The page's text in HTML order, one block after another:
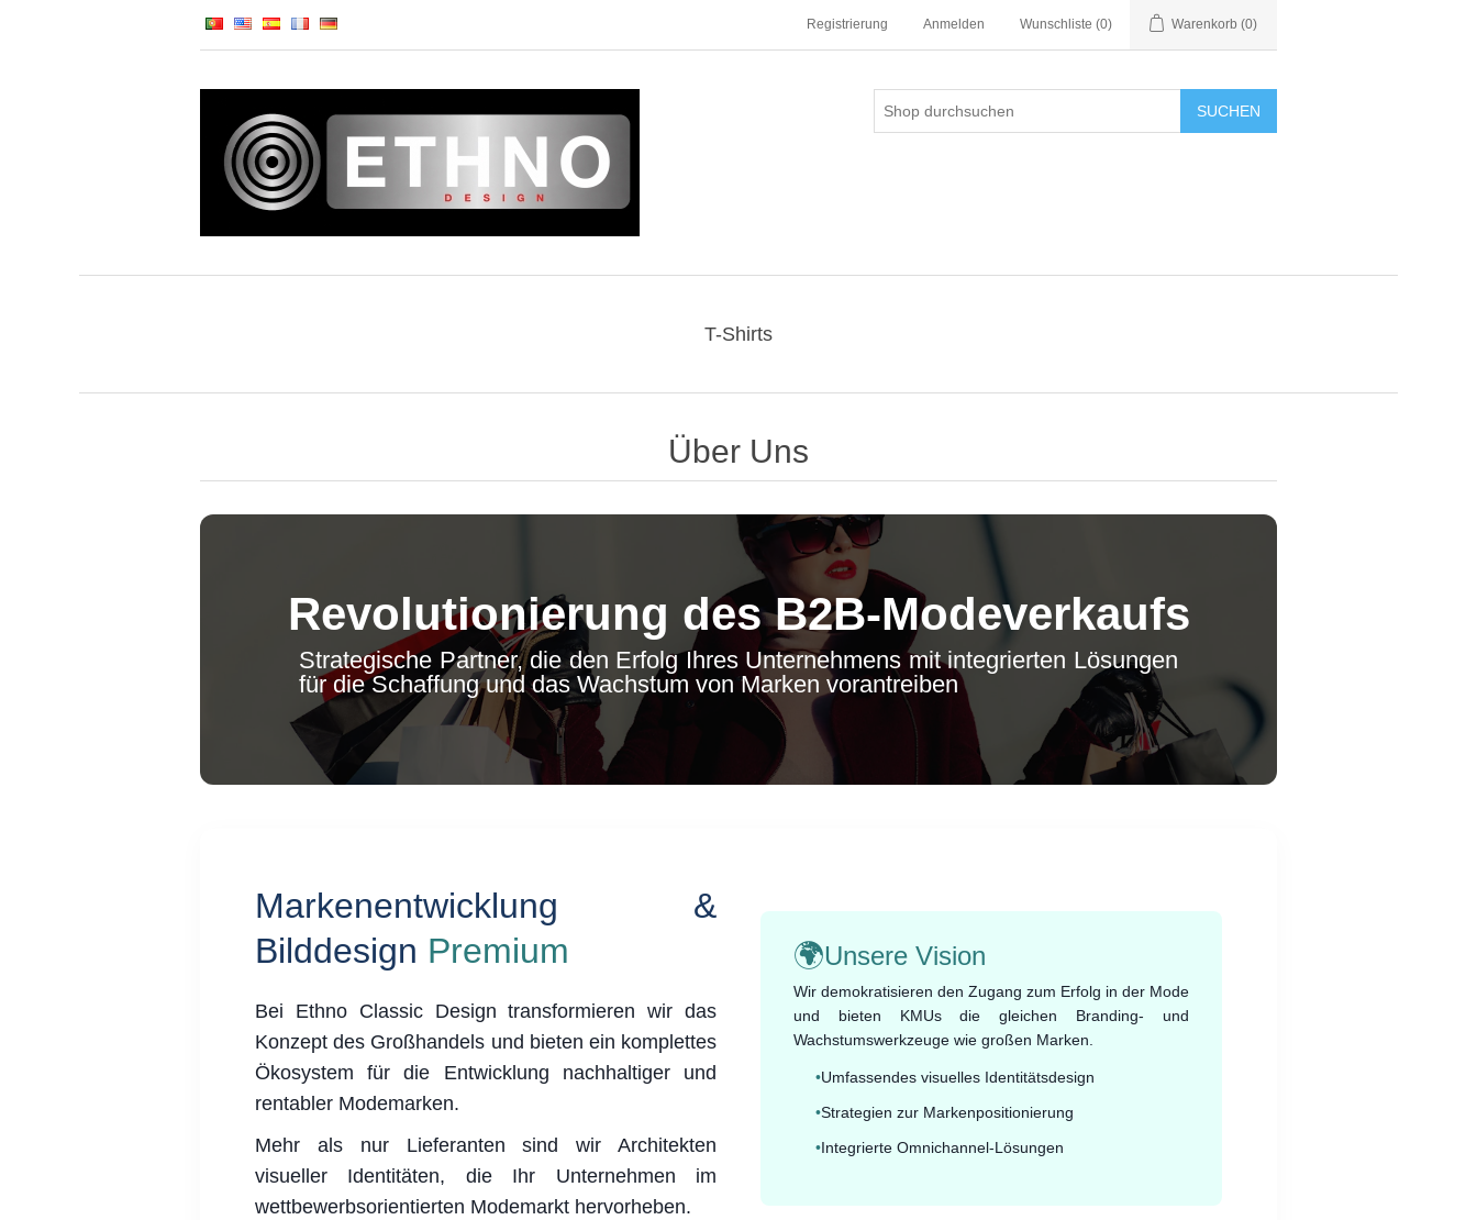
Registrierung Anmelden Wunschliste (0) Warenkorb (0)
SUCHEN
T-Shirts
Über Uns
Revolutionierung des B2B-Modeverkaufs
Strategische Partner, die den Erfolg Ihres Unternehmens mit integrierten Lösungen
für die Schaffung und das Wachstum von Marken vorantreiben
Markenentwicklung &
Bilddesign Premium
Bei Ethno Classic Design transformieren wir das
Konzept des Großhandels und bieten ein komplettes
Ökosystem für die Entwicklung nachhaltiger und
rentabler Modemarken.
Mehr als nur Lieferanten sind wir Architekten
visueller Identitäten, die Ihr Unternehmen im
wettbewerbsorientierten Modemarkt hervorheben.
🌍Unsere Vision
Wir demokratisieren den Zugang zum Erfolg in der Mode
und bieten KMUs die gleichen Branding- und
Wachstumswerkzeuge wie großen Marken.
•Umfassendes visuelles Identitätsdesign
•Strategien zur Markenpositionierung
•Integrierte Omnichannel-Lösungen